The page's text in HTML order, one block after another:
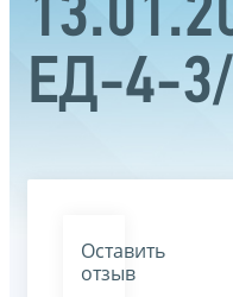
ЕД-4-
Оставить
отзыв